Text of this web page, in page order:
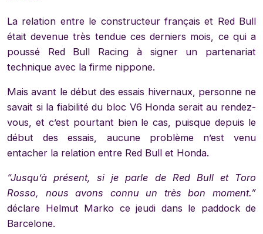
La relation entre le constructeur français et Red Bull
était devenue très tendue ces derniers mois, ce qui a
poussé Red Bull Racing à signer un partenariat
technique avec la firme nippone.
Mais avant le début des essais hivernaux, personne ne
savait si la fiabilité du bloc V6 Honda serait au rendez-
vous, et c’est pourtant bien le cas, puisque depuis le
début des essais, aucune problème n’est venu
entacher la relation entre Red Bull et Honda.
“Jusqu’à présent, si je parle de Red Bull et Toro
Rosso, nous avons connu un très bon moment.”
déclare Helmut Marko ce jeudi dans le paddock de
Barcelone.